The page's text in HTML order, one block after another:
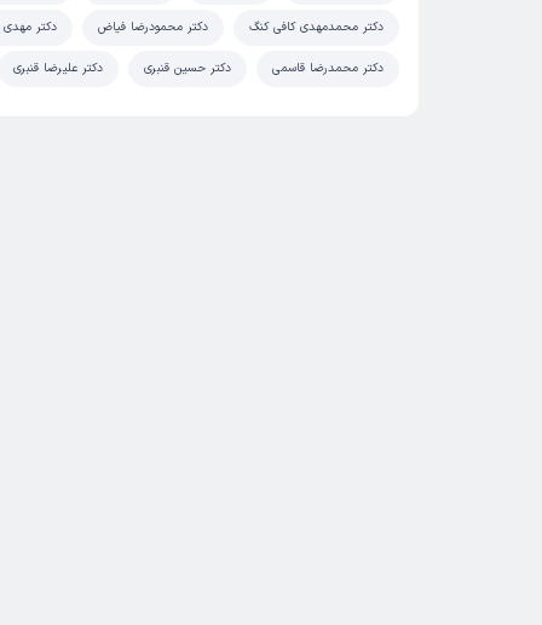
دکتر محمدمهدی کافی کنگ دکتر محمودرضا فیاض دکتر
دکتر محمدرضا قاسمی دکتر حسین قنبری دکتر علیرضا قنبری